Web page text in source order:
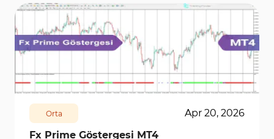
Orta
Apr 20, 2026
Fx Prime Göstergesi MT4